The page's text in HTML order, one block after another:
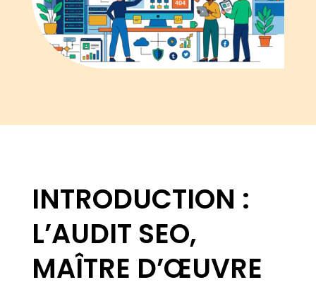
INTRODUCTION :
L’AUDIT SEO,
MAÎTRE D’ŒUVRE